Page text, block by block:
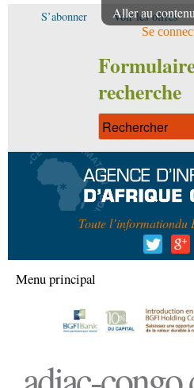
Aller au
S’abonner Voir les offres
Se
recherche
Toute l’informationdu
Menu principal